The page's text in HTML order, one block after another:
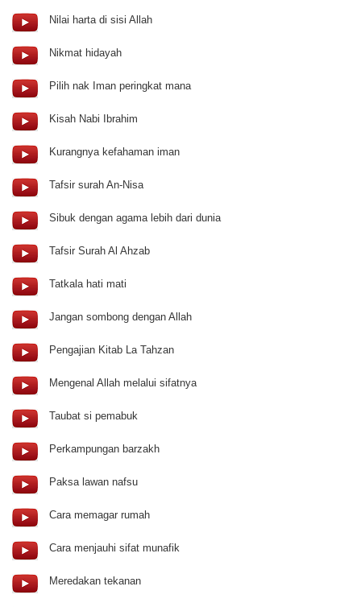
Nilai harta di sisi Allah
Nikmat hidayah
Pilih nak Iman peringkat mana
Kisah Nabi Ibrahim
Kurangnya kefahaman iman
Tafsir surah An-Nisa
Sibuk dengan agama lebih dari dunia
Tafsir Surah Al Ahzab
Tatkala hati mati
Jangan sombong dengan Allah
Pengajian Kitab La Tahzan
Mengenal Allah melalui sifatnya
Taubat si pemabuk
Perkampungan barzakh
Paksa lawan nafsu
Cara memagar rumah
Cara menjauhi sifat munafik
Meredakan tekanan